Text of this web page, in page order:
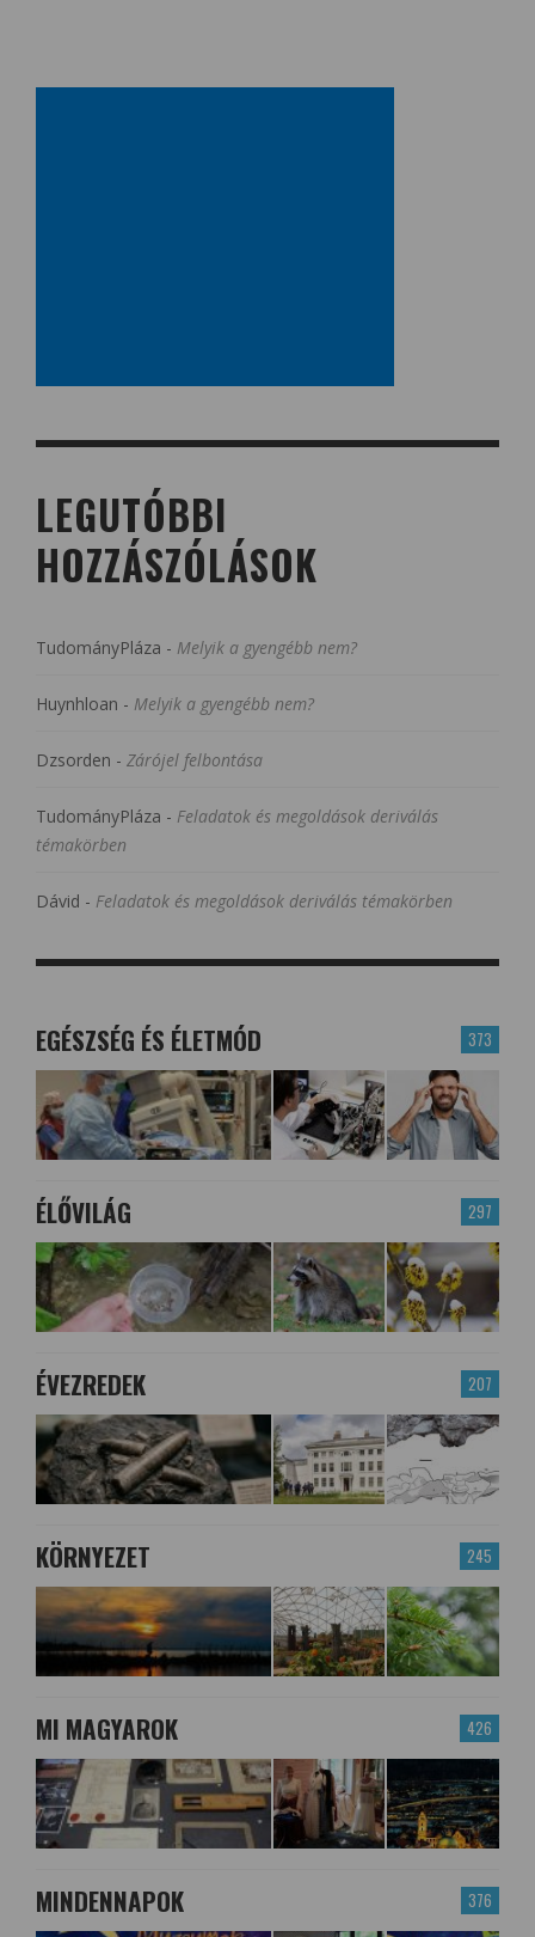
LEGUTÓBBI
HOZZÁSZÓLÁSOK
TudományPláza - Melyik a gyengébb nem?
Huynhloan - Melyik a gyengébb nem?
Dzsorden - Zárójel felbontása
TudományPláza - Feladatok és megoldások deriválás
témakörben
Dávid - Feladatok és megoldások deriválás témakörben
373
EGÉSZSÉG ÉS ÉLETMÓD
297
ÉLŐVILÁG
207
ÉVEZREDEK
245
KÖRNYEZET
426
MI MAGYAROK
376
MINDENNAPOK